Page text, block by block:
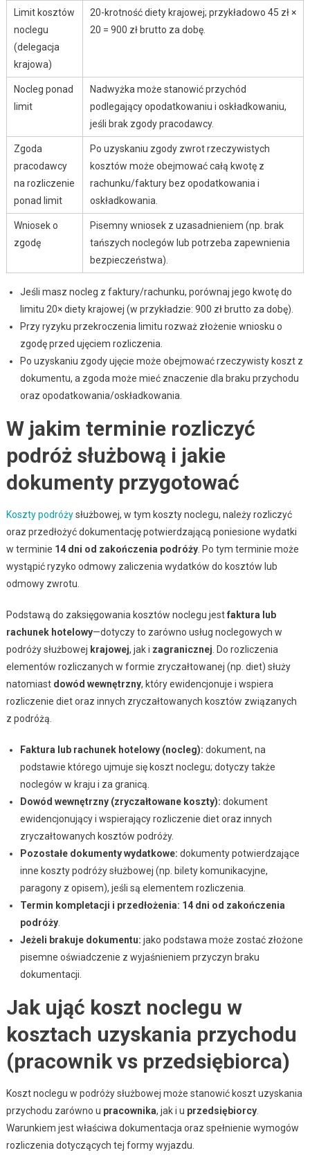
Limit kosztów
noclegu
(delegacja
krajowa)
20-krotność diety krajowej; przykładowo 45 zł ×
20 = 900 zł brutto za dobę.
Nocleg ponad
limit
Nadwyżka może stanowić przychód
podlegający opodatkowaniu i oskładkowaniu,
jeśli brak zgody pracodawcy.
Zgoda
pracodawcy
na rozliczenie
ponad limit
Po uzyskaniu zgody zwrot rzeczywistych
kosztów może obejmować całą kwotę z
rachunku/faktury bez opodatkowania i
oskładkowania.
Wniosek o
zgodę
Pisemny wniosek z uzasadnieniem (np. brak
tańszych noclegów lub potrzeba zapewnienia
bezpieczeństwa).
Jeśli masz nocleg z faktury/rachunku, porównaj jego kwotę do
limitu 20× diety krajowej (w przykładzie: 900 zł brutto za dobę).
Przy ryzyku przekroczenia limitu rozważ złożenie wniosku o
zgodę przed ujęciem rozliczenia.
Po uzyskaniu zgody ujęcie może obejmować rzeczywisty koszt z
dokumentu, a zgoda może mieć znaczenie dla braku przychodu
oraz opodatkowania/oskładkowania.
W jakim terminie rozliczyć
podróż służbową i jakie
dokumenty przygotować
Koszty podróżysłużbowej, w tym koszty noclegu, należy rozliczyć
oraz przedłożyć dokumentację potwierdzającą poniesione wydatki
w terminie 14 dni od zakończenia podróży. Po tym terminie może
wystąpić ryzyko odmowy zaliczenia wydatków do kosztów lub
odmowy zwrotu.
Podstawą do zaksięgowania kosztów noclegu jestfaktura lub
rachunek hotelowy—dotyczy to zarówno usług noclegowych w
podróży służbowej krajowej, jak i zagranicznej . Do rozliczenia
elementów rozliczanych w formie zryczałtowanej (np. diet) służy
natomiast dowód wewnętrzny, który ewidencjonuje i wspiera
rozliczenie diet oraz innych zryczałtowanych kosztów związanych
z podróżą.
Faktura lub rachunek hotelowy (nocleg): dokument, na
podstawie którego ujmuje się koszt noclegu; dotyczy także
noclegów w kraju i za granicą.
Dowód wewnętrzny (zryczałtowane koszty): dokument
ewidencjonujący i wspierający rozliczenie diet oraz innych
zryczałtowanych kosztów podróży.
Pozostałe dokumenty wydatkowe: dokumenty potwierdzające
inne koszty podróży służbowej (np. bilety komunikacyjne,
paragony z opisem), jeśli są elementem rozliczenia.
Termin kompletacji i przedłożenia: 14 dni od zakończenia
podróży.
Jeżeli brakuje dokumentu: jako podstawa może zostać złożone
pisemne oświadczenie z wyjaśnieniem przyczyn braku
dokumentacji.
Jak ująć koszt noclegu w
kosztach uzyskania przychodu
(pracownik vs przedsiębiorca)
Koszt noclegu w podróży służbowej może stanowić koszt uzyskania
przychodu zarówno u pracownika, jak i u przedsiębiorcy.
Warunkiem jest właściwa dokumentacja oraz spełnienie wymogów
rozliczenia dotyczących tej formy wyjazdu.